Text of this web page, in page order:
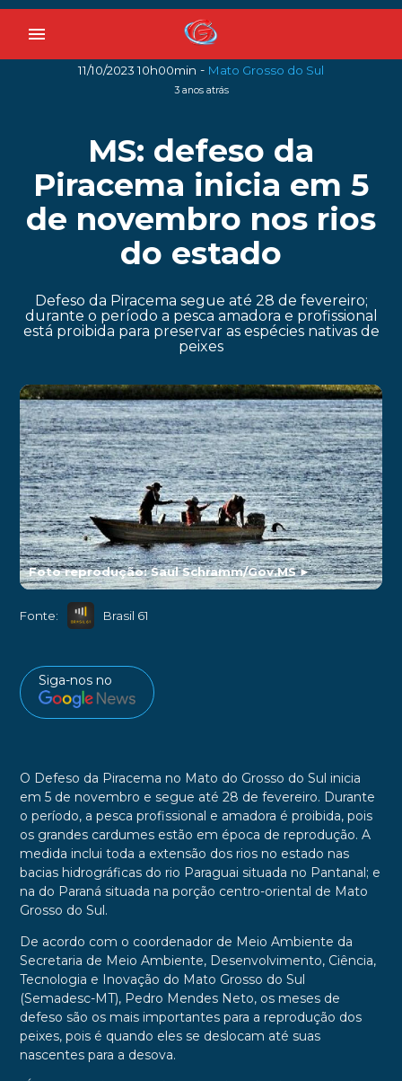
menu
11/10/2023 10h00min - Mato Grosso do Sul
3 anos atrás
MS: defeso da
Piracema inicia em 5
de novembro nos rios
do estado
Defeso da Piracema segue até 28 de fevereiro;
durante o período a pesca amadora e profissional
está proibida para preservar as espécies nativas de
peixes
Foto reprodução: Saul Schramm/Gov.MS►
Fonte: Brasil 61
Siga-nos no
O Defeso da Piracema no Mato do Grosso do Sul inicia
em 5 de novembro e segue até 28 de fevereiro. Durante
o período, a pesca profissional e amadora é proibida, pois
os grandes cardumes estão em época de reprodução. A
medida inclui toda a extensão dos rios no estado nas
bacias hidrográficas do rio Paraguai situada no Pantanal; e
na do Paraná situada na porção centro-oriental de Mato
Grosso do Sul.
De acordo com o coordenador de Meio Ambiente da
Secretaria de Meio Ambiente, Desenvolvimento, Ciência,
Tecnologia e Inovação do Mato Grosso do Sul
(Semadesc-MT), Pedro Mendes Neto, os meses de
defeso são os mais importantes para a reprodução dos
peixes, pois é quando eles se deslocam até suas
nascentes para a desova.